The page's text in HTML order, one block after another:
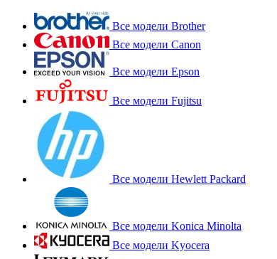
Все модели Brother
Все модели Canon
Все модели Epson
Все модели Fujitsu
Все модели Hewlett Packard
Все модели Konica Minolta
Все модели Kyocera